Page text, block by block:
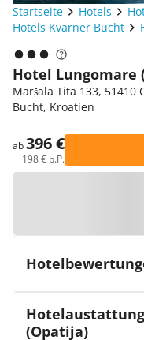
Startseite Hotels
Hotels Kvarner Bucht
Hotel Lungomare
Maršala Tita 133,
Bucht, Kroatien
ab396 €
198 € p.P.
(Opatija)